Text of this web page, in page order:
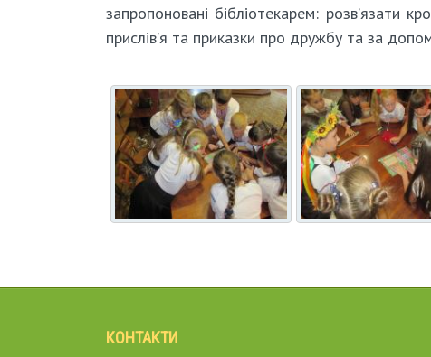
запропоновані бібліотекарем: розв’язати
прислів’я та приказки про дружбу та за
КОНТАКТИ